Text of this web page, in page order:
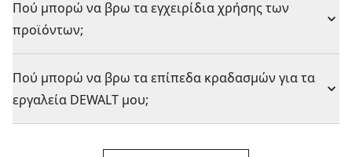
Πού μπορώ να βρω τα εγχειρίδια χρήσης των
προϊόντων;
Πού μπορώ να βρω τα επίπεδα κραδασμών για τα
εργαλεία DEWALT μου;